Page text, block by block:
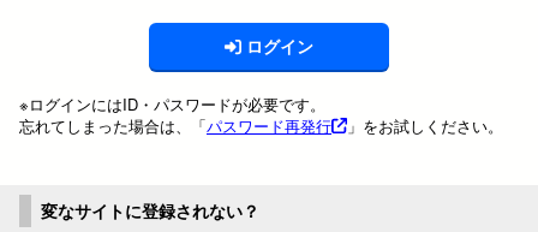
ログイン
※ログインにはID・パスワードが必要です。
忘れてしまった場合は、「パスワード再発行 」をお試しください。
変なサイトに登録されない？